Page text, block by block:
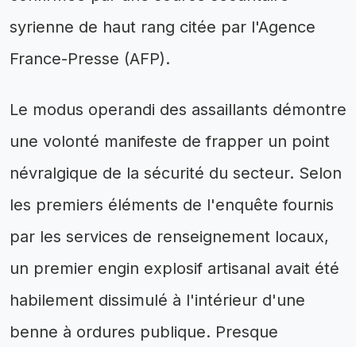
syrienne de haut rang citée par l'Agence
France-Presse (AFP).
Le modus operandi des assaillants démontre
une volonté manifeste de frapper un point
névralgique de la sécurité du secteur. Selon
les premiers éléments de l'enquête fournis
par les services de renseignement locaux,
un premier engin explosif artisanal avait été
habilement dissimulé à l'intérieur d'une
benne à ordures publique. Presque